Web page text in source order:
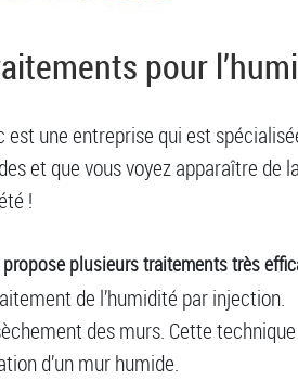
pour
est une entreprise qui est
et que vous voyez apparaître de
!
plusieurs traitements très
de l’humidité par injection.
des murs. Cette
d’un mur humide.